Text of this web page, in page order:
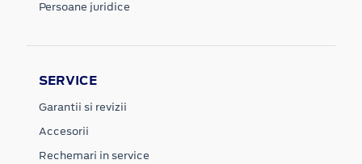
Persoane juridice
SERVICE
Garantii si revizii
Accesorii
Rechemari in service